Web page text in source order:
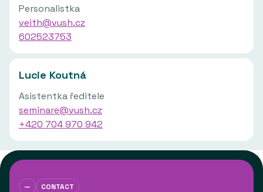
Personalistka
veith@vush.cz
602523753
Lucie Koutná
Asistentka ředitele
seminare@vush.cz
+420 704 970 942
— CONTACT